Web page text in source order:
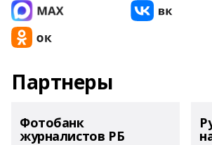
Партнеры
Фотобанк
журналистов РБ